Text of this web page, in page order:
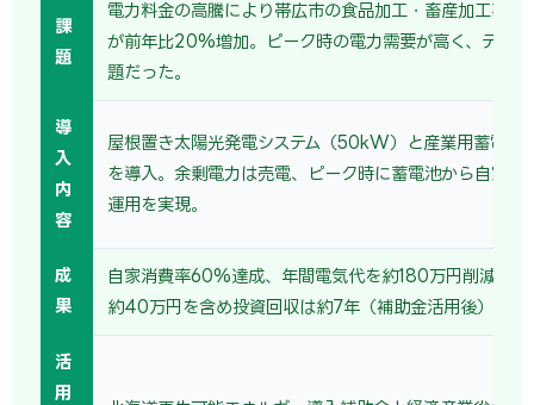
課
題
電力料金の高騰により帯広市の食品加工・畜産加工事業
が前年比20%増加。ピーク時の電力需要が高く、デマ
題だった。
導
入
内
容
屋根置き太陽光発電システム（50kW）と産業用蓄電
を導入。余剰電力は売電、ピーク時に蓄電池から自家消
運用を実現。
成
果
自家消費率60%達成、年間電気代を約180万円削減。売
約40万円を含め投資回収は約7年（補助金活用後）。
活
用